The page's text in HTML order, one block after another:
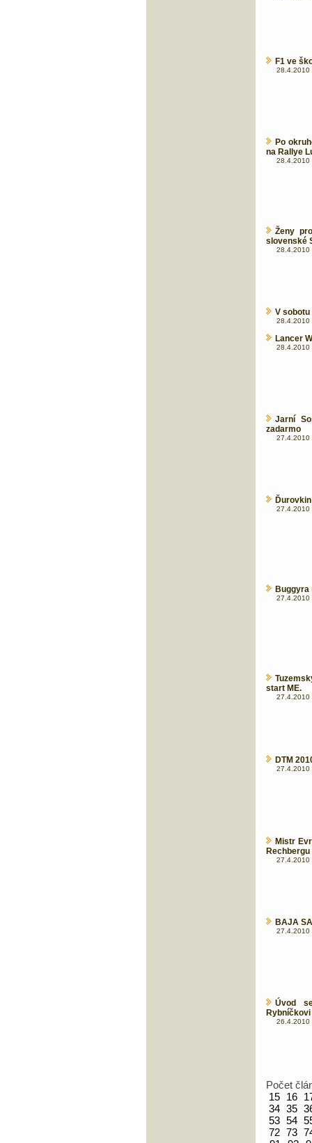
F1 ve
28.4.2010
Po
na Rallye
28.4.2010
Ženy
slovenské
28.4.2010
V sobotu
28.4.2010
Lancer
28.4.2010
Jarní
zadarmo
27.4.2010
27.4.2010
Buggyra
27.4.2010
start ME.
27.4.2010
DTM
27.4.2010
Mistr
Rechbergu
27.4.2010
BAJA
27.4.2010
Úvod
26.4.2010
Počet
15 16
34 35
53 54
72 73